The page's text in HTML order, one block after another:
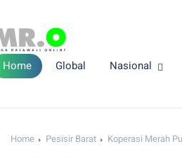
Home Global Nasional
Home Pesisir Barat Koperasi Merah